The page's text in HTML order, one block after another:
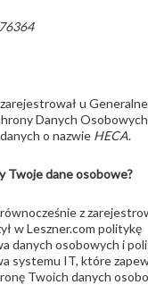
u
Danych
o nazwie HECA.
Twoje dane osobowe?
z
w Leszner.com politykę
danych osobowych i
systemu IT, które
Twoich danych